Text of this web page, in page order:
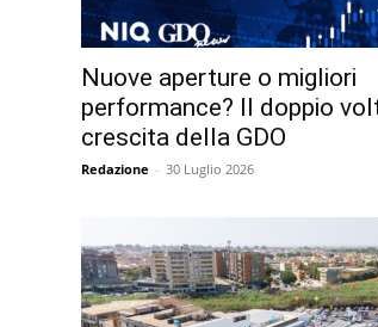
Nuove aperture o migliori
performance? Il doppio
crescita della GDO
Redazione - 30 Luglio 2026